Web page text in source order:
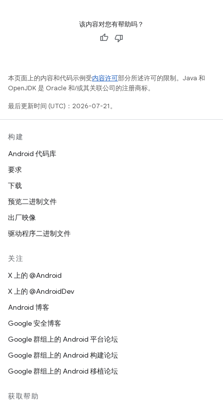
该内容对您有帮助吗？
本页面上的内容和代码示例受内容许可部分所述许可的限制。Java 和
OpenJDK 是 Oracle 和/或其关联公司的注册商标。
最后更新时间 (UTC)：2026-07-21。
构建
Android 代码库
要求
下载
预览二进制文件
出厂映像
驱动程序二进制文件
关注
X 上的 @Android
X 上的 @AndroidDev
Android 博客
Google 安全博客
Google 群组上的 Android 平台论坛
Google 群组上的 Android 构建论坛
Google 群组上的 Android 移植论坛
获取帮助